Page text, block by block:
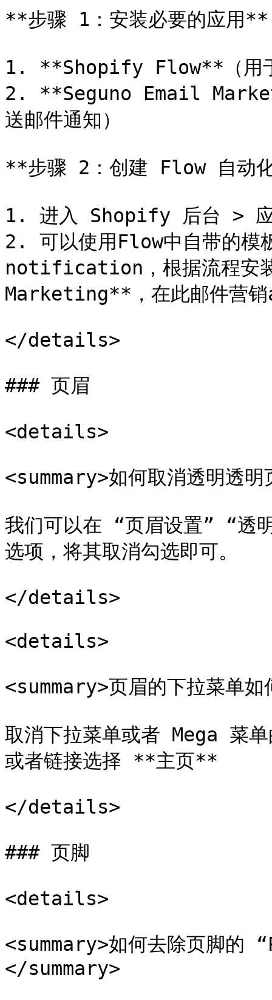
**步骤 1：安装必要的应用**
1. **Shopify Flow**（用于
2. **Seguno Email
送邮件通知）
**步骤 2：创建 Flow 自动
1. 进入 Shopify 后台 >
2. 可以使用Flow中自带的
notification，根据流程安
Marketing**，在此邮件营销
</details>
### 页眉
<details>
<summary>如何取消透明透
我们可以在 “页眉设置” “透
选项，将其取消勾选即可。
</details>
<details>
<summary>页眉的下拉菜单
取消下拉菜单或者 Mega 菜
或者链接选择 **主页**
</details>
### 页脚
<details>
<summary>如何去除页脚
</summary>